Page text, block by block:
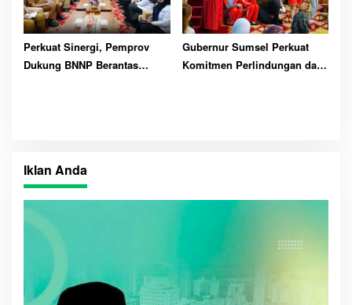
Perkuat Sinergi, Pemprov
Dukung BNNP Berantas
Gubernur Sumsel Perkuat
Komitmen Perlindungan dan
Iklan Anda